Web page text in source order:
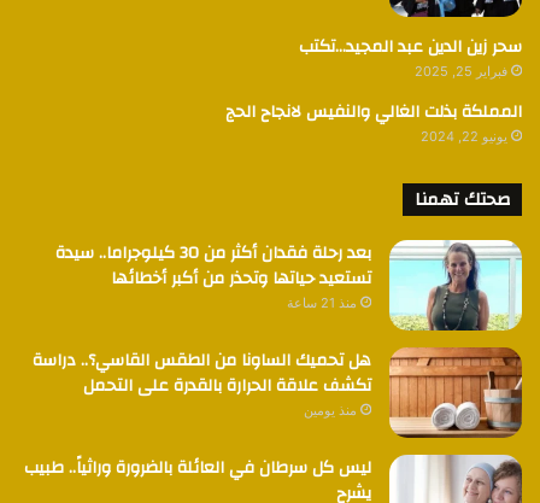
سحر زين الدين عبد المجيد…تكتب
فبراير 25, 2025
المملكة بذلت الغالي والنفيس لانجاح الحج
يونيو 22, 2024
صحتك تهمنا
بعد رحلة فقدان أكثر من 30 كيلوجراما.. سيدة
تستعيد حياتها وتحذر من أكبر أخطائها
منذ 21 ساعة
هل تحميك الساونا من الطقس القاسي؟.. دراسة
تكشف علاقة الحرارة بالقدرة على التحمل
منذ يومين
ليس كل سرطان في العائلة بالضرورة وراثياً.. طبيب
يشرح